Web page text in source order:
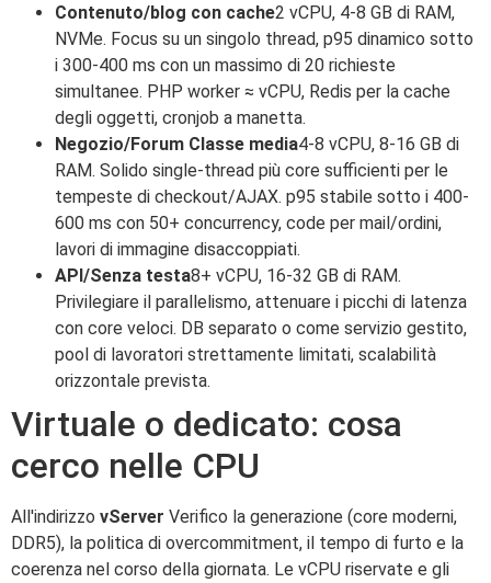
Contenuto/blog con cache2 vCPU, 4-8 GB di RAM,
NVMe. Focus su un singolo thread, p95 dinamico sotto
i 300-400 ms con un massimo di 20 richieste
simultanee. PHP worker ≈ vCPU, Redis per la cache
degli oggetti, cronjob a manetta.
Negozio/Forum Classe media4-8 vCPU, 8-16 GB di
RAM. Solido single-thread più core sufficienti per le
tempeste di checkout/AJAX. p95 stabile sotto i 400-
600 ms con 50+ concurrency, code per mail/ordini,
lavori di immagine disaccoppiati.
API/Senza testa8+ vCPU, 16-32 GB di RAM.
Privilegiare il parallelismo, attenuare i picchi di latenza
con core veloci. DB separato o come servizio gestito,
pool di lavoratori strettamente limitati, scalabilità
orizzontale prevista.
Virtuale o dedicato: cosa
cerco nelle CPU
All'indirizzo vServer Verifico la generazione (core moderni,
DDR5), la politica di overcommitment, il tempo di furto e la
coerenza nel corso della giornata. Le vCPU riservate e gli